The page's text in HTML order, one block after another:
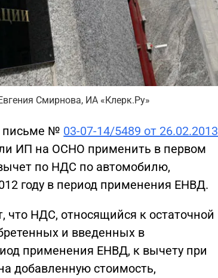
Смирнова, ИА «Клерк.Ру»
письме № 03-07-14/5489 от 26.02.2013
ли ИП на ОСНО применить в первом
по НДС по автомобилю,
году в период применения ЕНВД.
что НДС, относящийся к остаточной
и введенных в
применения ЕНВД, к вычету при
добавленную стоимость,